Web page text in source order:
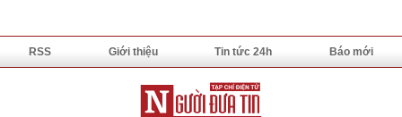
RSS Giới thiệu Tin tức 24h Báo mới